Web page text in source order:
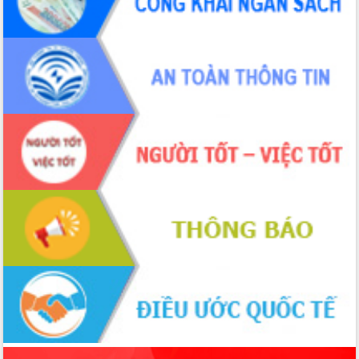
phá cơ chế - Hợp tác công tư
Đề án 06 tạo bước ngoặt đột phá trong
cải cách hành chính tỉnh Đắk Lắk
Kết nối tour, đẩy mạnh chuyển đổi số
để phát triển du lịch Đắk Lắk
Khởi động Dự án Đầu tư xây dựng hạ
tầng kỹ thuật Cụm công nghiệp Tân
Tiến
Gặp mặt các cơ quan báo chí nhân Kỷ
niệm 101 năm Ngày Báo chí Cách
mạng Việt Nam
Đắk Lắk sơ kết 4 năm triển khai thực
hiện Đề án 06 của Chính phủ
Họp báo thông tin về Hội nghị Công bố
Quy hoạch và Xúc tiến đầu tư tỉnh Đắk
Khơi thông điểm nghẽn, đẩy nhanh
giải ngân vốn khắc phục thiên tai
HĐND tỉnh thông qua điều chỉnh Quy
hoạch tỉnh thời kỳ 2021-2030